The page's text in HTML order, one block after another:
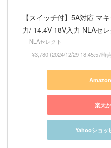
【スイッチ付】5A対応 マ
力/ 14.4V 18V入力 NLAセレ
NLAセレクト
¥3,780 (2024/12/29 18:45:57時
楽天
Yahooショッ